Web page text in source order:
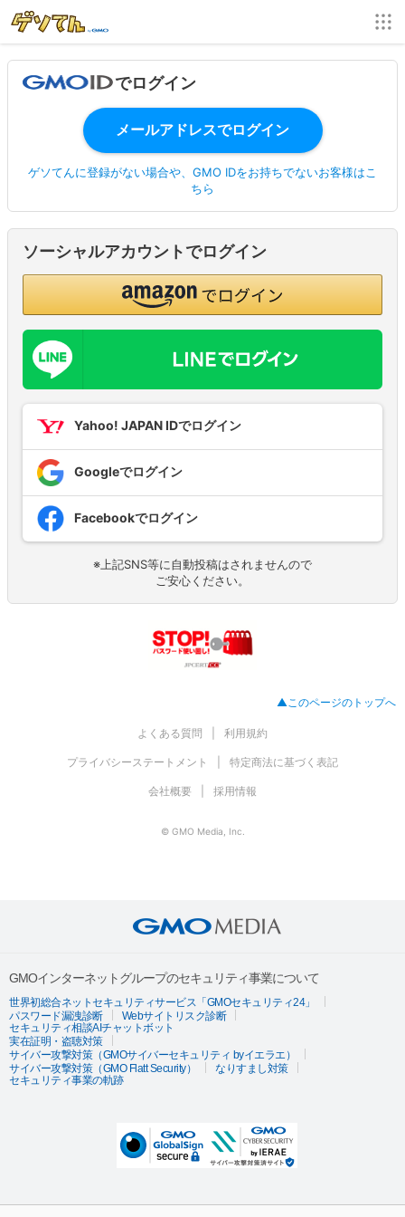
でログイン
ゲソてんに登録がない場合や、GMO IDをお持ちでないお客様はこ
ちら
ソーシャルアカウントでログイン
Yahoo! JAPAN IDでログイン
Googleでログイン
Facebookでログイン
※上記SNS等に自動投稿はされませんので
ご安心ください。
▲このページのトップへ
よくある質問 利用規約
プライバシーステートメント 特定商法に基づく表記
会社概要 採用情報
© GMO Media, Inc.
GMOインターネットグループのセキュリティ事業について
世界初総合ネットセキュリティサービス「GMOセキュリティ24」
パスワード漏洩診断
Webサイトリスク診断
セキュリティ相談AIチャットボット
実在証明・盗聴対策
サイバー攻撃対策（GMOサイバーセキュリティ byイエラエ）
サイバー攻撃対策（GMO Flatt Security）
なりすまし対策
セキュリティ事業の軌跡